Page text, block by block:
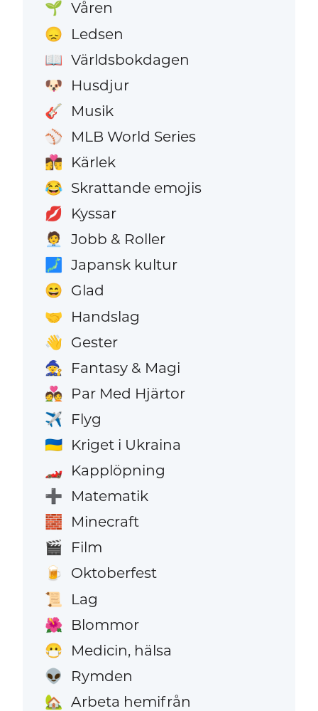
🌱 Våren
😞 Ledsen
📖 Världsbokdagen
🐶 Husdjur
🎸 Musik
⚾ MLB World Series
👩‍❤️‍💋‍👨 Kärlek
😂 Skrattande emojis
💋 Kyssar
🧑‍💼 Jobb & Roller
🗾 Japansk kultur
😄 Glad
🤝 Handslag
👋 Gester
🧙 Fantasy & Magi
💑 Par Med Hjärtor
✈️ Flyg
🇺🇦 Kriget i Ukraina
🏎️ Kapplöpning
➕ Matematik
🧱 Minecraft
🎬 Film
🍺 Oktoberfest
📜 Lag
🌺 Blommor
😷 Medicin, hälsa
👽 Rymden
🏡 Arbeta hemifrån